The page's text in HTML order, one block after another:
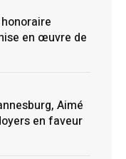
en œuvre de
Aimé
en faveur